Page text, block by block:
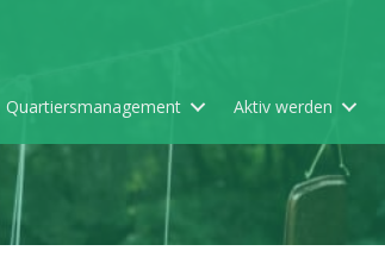
Quartiersmanagement Aktiv werden